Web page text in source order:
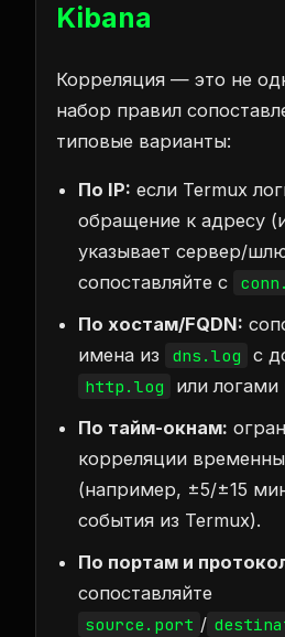
Kibana
Корреляция — это не
набор правил
типовые варианты:
По IP: если Termux
обращение к адресу
указывает сервер/
сопоставляйте с
По хостам/FQDN:
имена из
dns.log с
http.log
или
По тайм-окнам:
корреляции
(например, ±5/±15
события из Termux).
По портам и
сопоставляйте
source.port /